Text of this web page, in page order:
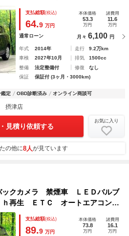
パワーウィンドウ スマートキ
支払総額(税込)
64.9 万円
本体価格
53.3
万円
諸費用
11.6
万円
通常ローン 月々 6,100 円
年式 2014年 走行
9.2万km
車検
2027年10月 排気
1500cc
整備
法定整備付 修復
なし
保証
保証付 (3ヶ月・3000km)
鑑定 OBD診断済み オンライン商談可
摂津店
見積り依頼する
お気に入り
の他に8人が見ています
クカメラ 禁煙車 ＬＥＤバルブ
ｈ再生 ＥＴＣ オートエアコン
ンチアルミ 横滑り防止装置
支払総額(税込)
89.9 万円
本体価格
73.8
万円
諸費用
16.1
万円